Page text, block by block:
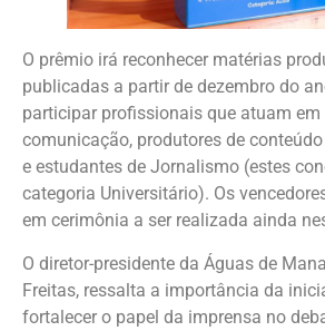
O prêmio irá reconhecer matérias
publicadas a partir de dezembro do
participar profissionais que atuam em
comunicação, produtores de
e estudantes de Jornalismo (estes
categoria Universitário). Os
em cerimônia a ser realizada ainda
O diretor-presidente da Águas de
Freitas, ressalta a importância da
fortalecer o papel da imprensa no